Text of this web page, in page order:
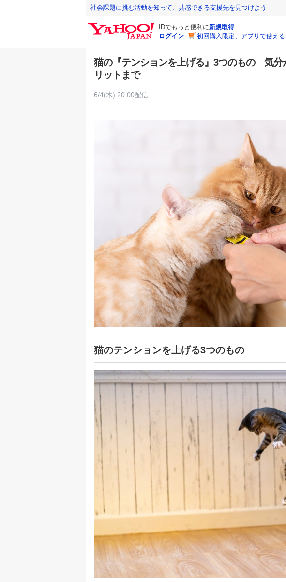
社会課題に挑む活動を知って、共感できる支援先を見つけよう
IDでもっと便利に新規取得
ログイン
初回購入限定、アプリで使え
猫の『テンションを上げる』3つのもの 気分
リットまで
6/4(木) 20:00配信
猫のテンションを上げる3つのもの